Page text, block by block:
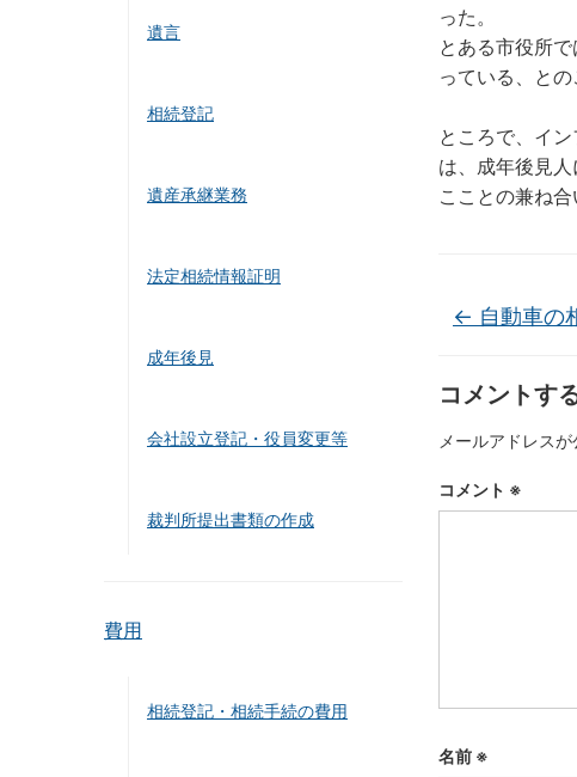
遺言
相続登記
遺産承継業務
法定相続情報証明
成年後見
会社設立登記・役員変更等
裁判所提出書類の作成
費用
相続登記・相続手続の費用
った。
とある市役所
っている、との
ところで、イ
は、成年後見
こことの兼ね合
← 自動車の
コメントす
メールアドレス
コメント ※
名前 ※